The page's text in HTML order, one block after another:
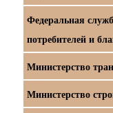
Федеральная
потребителей и
Министерство
Министерство